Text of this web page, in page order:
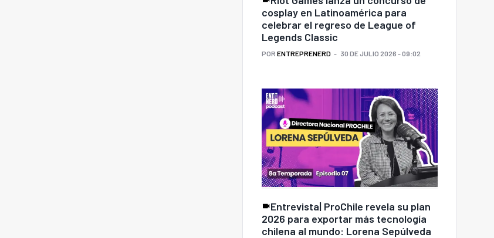
cosplay en Latinoamérica para
celebrar el regreso de League of
Legends Classic
POR ENTREPRENERD 30 DE JULIO 2026 - 09:02
Entrevista| ProChile revela su plan
2026 para exportar más tecnología
chilena al mundo: Lorena Sepúlveda